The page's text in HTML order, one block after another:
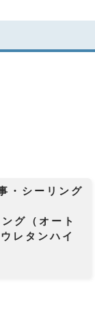
・シーリング
工事
グ（オート
レタンハイ